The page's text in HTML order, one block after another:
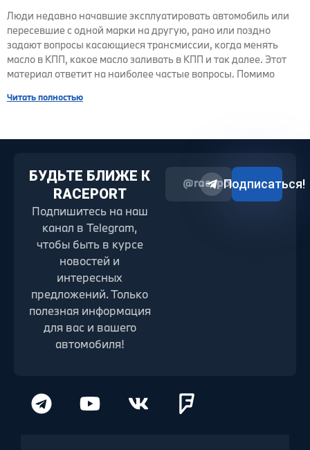
Люди недавно начавшие эксплуатировать автомобиль или
пересевшие с одной марки на другую, рано или поздно
задают вопросы касающиеся трансмиссии, когда менять
масло в КПП, какое масло заливать в КПП и так далее. Этот
материал ответит на наиболее частые вопросы. Помимо
Читать полностью
БУДЬТЕ БЛИЖЕ К
RACEPORT
Подпишитесь на наш
канал в Telegram,
чтобы быть в курсе
новостей и
интересных
предложений. Только
полезная информация
для вас и вашего
автомобиля!
@raceport2022
Подписаться!